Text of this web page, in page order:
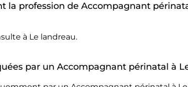
la profession de Accompagnant
à Le landreau.
par un Accompagnant périnatal à